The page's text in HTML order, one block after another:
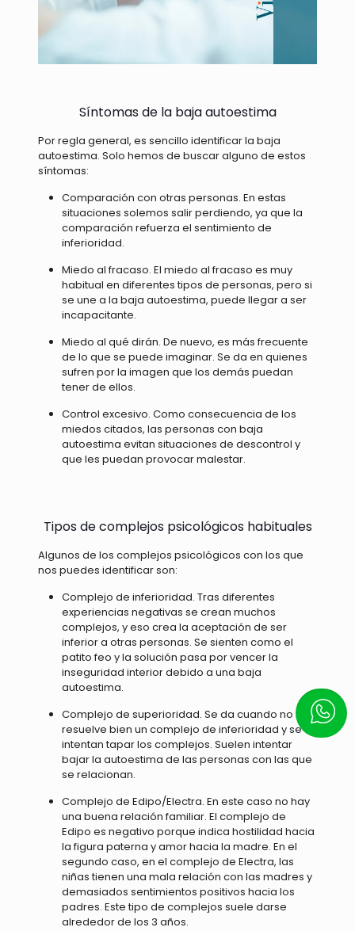
Síntomas de la baja autoestima
Por regla general, es sencillo identificar la baja
autoestima. Solo hemos de buscar alguno de estos
síntomas:
Comparación con otras personas. En estas
situaciones solemos salir perdiendo, ya que la
comparación refuerza el sentimiento de
inferioridad.
Miedo al fracaso. El miedo al fracaso es muy
habitual en diferentes tipos de personas, pero si
se une a la baja autoestima, puede llegar a ser
incapacitante.
Miedo al qué dirán. De nuevo, es más frecuente
de lo que se puede imaginar. Se da en quienes
sufren por la imagen que los demás puedan
tener de ellos.
Control excesivo. Como consecuencia de los
miedos citados, las personas con baja
autoestima evitan situaciones de descontrol y
que les puedan provocar malestar.
Tipos de complejos psicológicos habituales
Algunos de los complejos psicológicos con los que
nos puedes identificar son:
Complejo de inferioridad. Tras diferentes
experiencias negativas se crean muchos
complejos, y eso crea la aceptación de ser
inferior a otras personas. Se sienten como el
patito feo y la solución pasa por vencer la
inseguridad interior debido a una baja
autoestima.
Complejo de superioridad. Se da cuando no se
resuelve bien un complejo de inferioridad y se
intentan tapar los complejos. Suelen intentar
bajar la autoestima de las personas con las que
se relacionan.
Complejo de Edipo/Electra. En este caso no hay
una buena relación familiar. El complejo de
Edipo es negativo porque indica hostilidad hacia
la figura paterna y amor hacia la madre. En el
segundo caso, en el complejo de Electra, las
niñas tienen una mala relación con las madres y
demasiados sentimientos positivos hacia los
padres. Este tipo de complejos suele darse
alrededor de los 3 años.